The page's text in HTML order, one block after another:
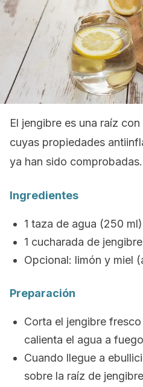
El jengibre es una raíz
cuyas propiedades
ya han sido comprobadas.
Ingredientes
1 taza de agua (250
1 cucharada de
Opcional: limón y miel
Preparación
Corta el jengibre
calienta el agua a
Cuando llegue a
sobre la raíz de